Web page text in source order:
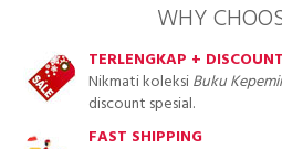
WHY
TERLENGKAP +
Nikmati koleksiBuku
discount spesial.
FAST SHIPPING